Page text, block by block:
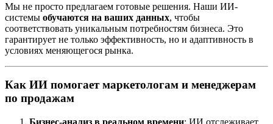
Мы не просто предлагаем готовые решения. Наши ИИ-
системы обучаются на ваших данных, чтобы
соответствовать уникальным потребностям бизнеса. Это
гарантирует не только эффективность, но и адаптивность в
условиях меняющегося рынка.
Как ИИ помогает маркетологам и менеджерам
по продажам